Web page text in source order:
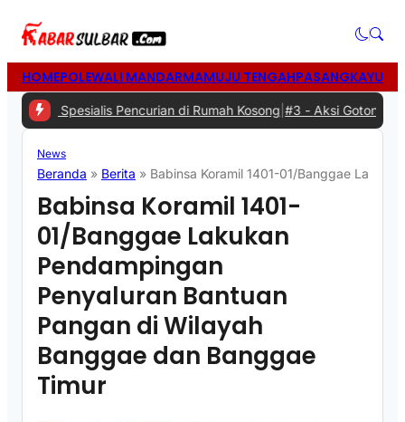
HOMEPOLEWALI MANDARMAMUJU TENGAHPASANGKAYU
Spesialis Pencurian di Rumah Kosong| #3 -Aksi Gotong Royong:
News
Beranda » Berita » Babinsa Koramil 1401-01/Banggae
Babinsa Koramil 1401-
01/Banggae Lakukan
Pendampingan
Penyaluran Bantuan
Pangan di Wilayah
Banggae dan Banggae
Timur